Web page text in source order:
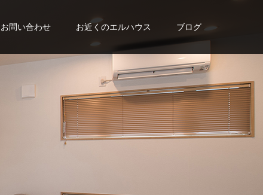
お問い合わせ お近くのエルハウス ブログ